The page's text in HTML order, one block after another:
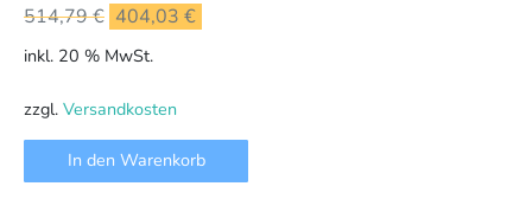
514,79€ Ursprünglicher
Preis
514,79 €
404,03 €
inkl. 20 % MwSt.
zzgl. Versandkosten
In den Warenkorb